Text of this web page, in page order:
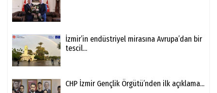
İzmir’in endüstriyel mirasına Avrupa’dan bir
tescil...
CHP İzmir Gençlik Örgütü’nden ilk açıklama...